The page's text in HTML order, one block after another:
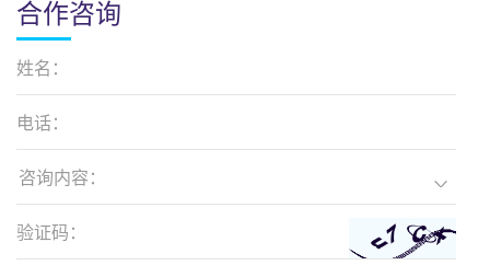
合作咨询
姓名：
电话：
咨询内容：
验证码：